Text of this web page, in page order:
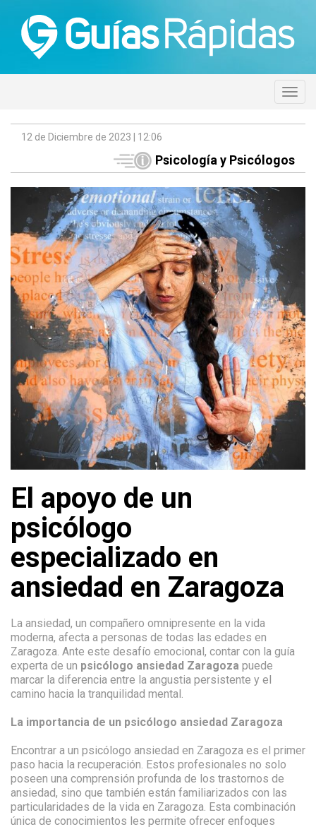
12 de Diciembre de 2023 | 12:06
Psicología y Psicólogos
El apoyo de un
psicólogo
especializado en
ansiedad en Zaragoza
La ansiedad, un compañero omnipresente en la vida
moderna, afecta a personas de todas las edades en
Zaragoza. Ante este desafío emocional, contar con la guía
experta de un psicólogo ansiedad Zaragoza puede
marcar la diferencia entre la angustia persistente y el
camino hacia la tranquilidad mental.
La importancia de un psicólogo ansiedad Zaragoza
Encontrar a un psicólogo ansiedad en Zaragoza es el primer
paso hacia la recuperación. Estos profesionales no solo
poseen una comprensión profunda de los trastornos de
ansiedad, sino que también están familiarizados con las
particularidades de la vida en Zaragoza. Esta combinación
única de conocimientos les permite ofrecer enfoques